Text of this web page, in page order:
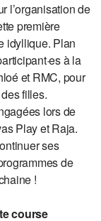
l’organisation de
première
idyllique. Plan
à la
et RMC, pour
filles.
lors de
Play et Raja.
ses
de
!
course